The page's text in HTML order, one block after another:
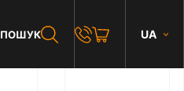
ПОШУК UA